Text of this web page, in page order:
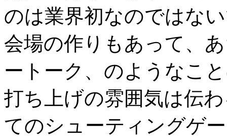
のは業界初なのではな
会場の作りもあって、
ートーク、のようなこ
打ち上げの雰囲気は伝
てのシューティングゲ